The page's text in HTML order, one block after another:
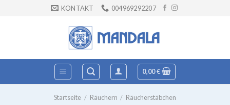
KONTAKT 004969292207
0,00€
Startseite / Räuchern / Räucherstäbchen